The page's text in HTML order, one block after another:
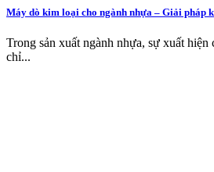
Máy dò kim loại cho ngành nhựa – Giải pháp
Trong sản xuất ngành nhựa, sự xuất
chỉ...